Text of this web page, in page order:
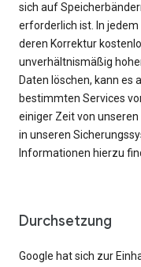
sich auf
erforderlich ist. In
deren Korrektur
unverhältnismäßig
Daten löschen, kann es
bestimmten Services
einiger Zeit von
in unseren
Informationen hierzu
Durchsetzung
Google hat sich zur